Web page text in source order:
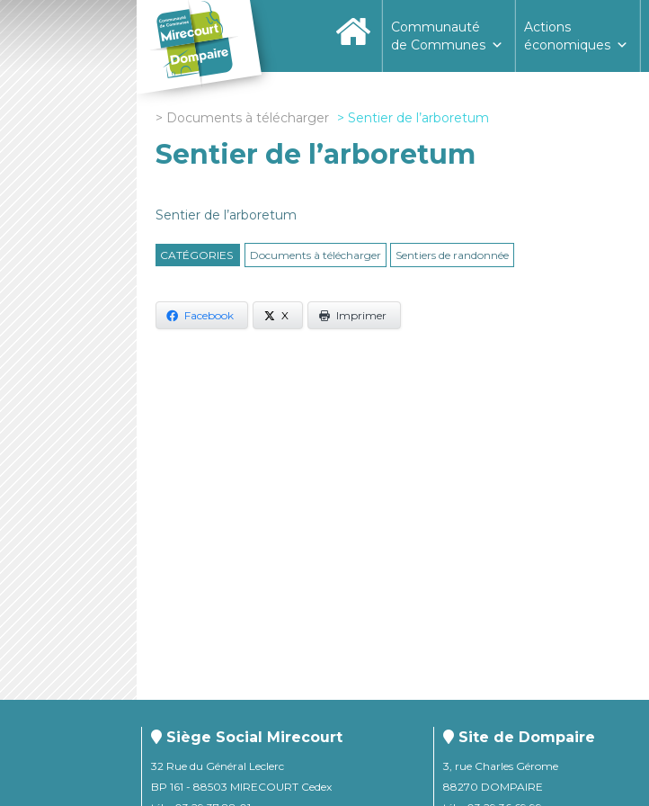
Communauté
de Communes
Actions
économiques
Documents à télécharger Sentier de l’arboretum
Sentier de l’arboretum
Sentier de l’arboretum
CATÉGORIES Documents à télécharger Sentiers de randonnée
Facebook X Imprimer
Siège Social Mirecourt
32 Rue du Général Leclerc
BP 161 - 88503 MIRECOURT Cedex
Site de Dompaire
3, rue Charles Gérome
88270 DOMPAIRE